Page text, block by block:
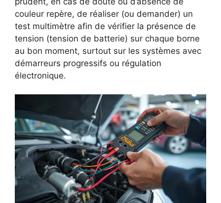
couleur repère, de réaliser (ou demander) un
test multimètre afin de vérifier la présence de
tension (tension de batterie) sur chaque borne
au bon moment, surtout sur les systèmes avec
démarreurs progressifs ou régulation
électronique.